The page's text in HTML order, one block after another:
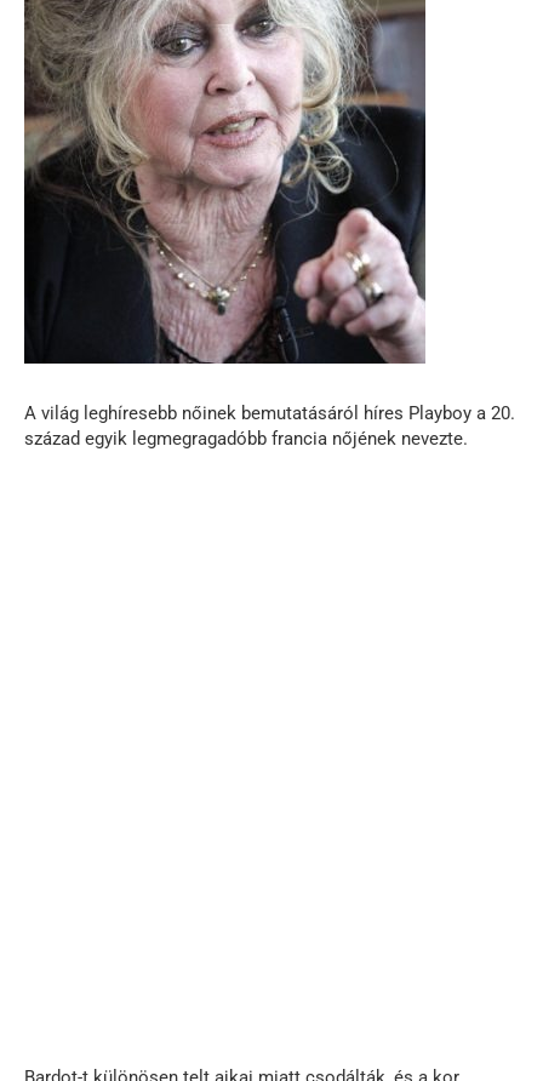
A világ leghíresebb nőinek bemutatásáról híres Playboy a 20.
század egyik legmegragadóbb francia nőjének nevezte.